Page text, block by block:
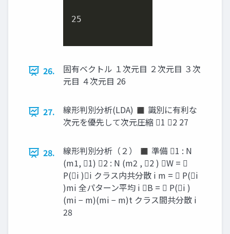
25
26.
固有ベクトル １次元目 ２次元目 ３次
元目 ４次元目 26
27.
線形判別分析(LDA) ◼ 識別に有利な
次元を優先して次元圧縮 1 2 27
28.
線形判別分析（２） ◼ 準備 1 : N
(m1, 1) 2 : N (m2 , 2 ) W = 
P(i )i クラス内共分散 i m =  P(i
)mi 全パターン平均 i B =  P(i )
(mi − m)(mi − m)t クラス間共分散 i
28